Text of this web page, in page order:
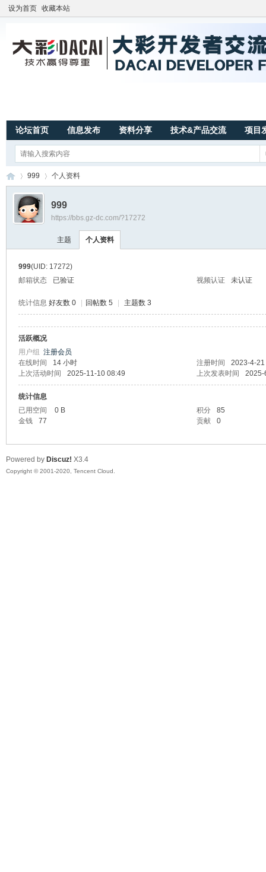
设为首页 收藏本站
论坛首页 信息发布 资料分享 技术&产品交流 项目
大
›
999
›
个人资料
999
https://bbs.gz-dc.com/?17272
主题 个人资料
999(UID: 17272)
邮箱状态
已验证 视频认证 未认证
统计信息 好友数 0 回帖数 5 主题数 3
活跃概况
用户组 注册会员
在线时间
14 小时 注册时间
2023-4-
上次活动时间
2025-11-10 08:49 上次发表时间 2025-
统计信息
已用空间
0 B 积分
85
金钱
77 贡献 0
Powered by Discuz! X3.4
Copyright © 2001-2020, Tencent Cloud.